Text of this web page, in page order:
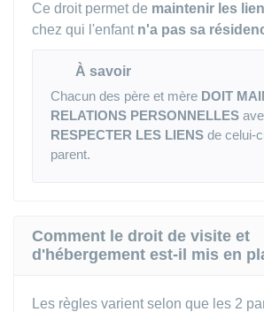
Ce droit permet de maintenir les
chez qui l'enfant n'a pas sa
À savoir
Chacun des père et mère DOIT
RELATIONS PERSONNELLES
RESPECTER LES LIENS de celui-
parent.
Comment le droit de visite et
d'hébergement est-il mis en
Les règles varient selon que les 2